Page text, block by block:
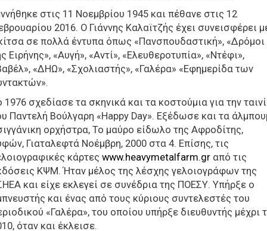
στις 11 Νοεμβρίου 1945 και πέθανε στις 12
2016. Ο Γιάννης Καλαϊτζής έχει συνεισφέρει
σε πολλά έντυπα όπως «Πανσπουδαστική», «Δρόμοι
Ειρήνης», «Αυγή», «Αντί», «Ελευθεροτυπία», «Ντέφι»,
«ΔΗΩ», «Σχολιαστής», «Γαλέρα» «Εφημερίδα των
1976 σχεδίασε τα σκηνικά και τα κοστούμια για την
Παντελή Βούλγαρη «Happy Day». Εξέδωσε και τα
ορχήστρα, Το μαύρο είδωλο της Αφροδίτης,
Γιαταλεφτά Νοέμβρη, 2000 στα 4. Επίσης, τις
κάρτες www.heavymetalfarm.gr από τις
ΚΨΜ. Ήταν μέλος της λέσχης γελοιογράφων της
και είχε εκλεγεί σε συνέδρια της ΠΟΕΣΥ. Υπήρξε ο
και ένας από τους κύριους συντελεστές του
«Γαλέρα», του οποίου υπήρξε διευθυντής μέχρι
όταν και έκλεισε.